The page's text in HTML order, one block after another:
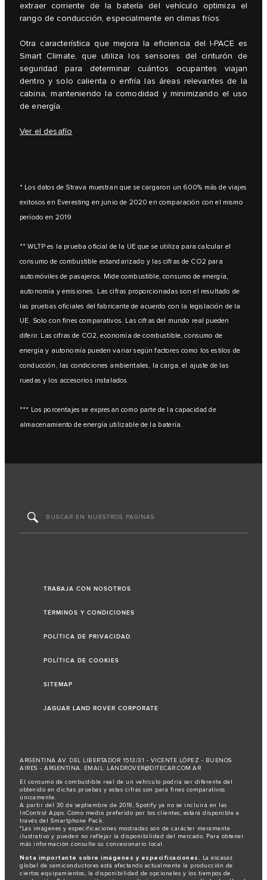
extraer corriente de la batería del vehículo optimiza el
rango de conducción, especialmente en climas fríos.
Otra característica que mejora la eficiencia del I-PACE es
Smart Climate, que utiliza los sensores del cinturón de
seguridad para determinar cuántos ocupantes viajan
dentro y solo calienta o enfría las áreas relevantes de la
cabina, manteniendo la comodidad y minimizando el uso
de energía.
Ver el desafío
* Los datos de Strava muestran que se cargaron un 600% más de viajes
exitosos en Everesting en junio de 2020 en comparación con el mismo
período en 2019
** WLTP es la prueba oficial de la UE que se utiliza para calcular el
consumo de combustible estandarizado y las cifras de CO2 para
automóviles de pasajeros. Mide combustible, consumo de energía,
autonomía y emisiones. Las cifras proporcionadas son el resultado de
las pruebas oficiales del fabricante de acuerdo con la legislación de la
UE. Solo con fines comparativos. Las cifras del mundo real pueden
diferir. Las cifras de CO2, economía de combustible, consumo de
energía y autonomía pueden variar según factores como los estilos de
conducción, las condiciones ambientales, la carga, el ajuste de las
ruedas y los accesorios instalados.
*** Los porcentajes se expresan como parte de la capacidad de
almacenamiento de energía utilizable de la batería.
TRABAJA CON NOSOTROS
TÉRMINOS Y CONDICIONES
POLÍTICA DE PRIVACIDAD
POLÍTICA DE COOKIES
SITEMAP
JAGUAR LAND ROVER CORPORATE
ARGENTINA AV. DEL LIBERTADOR 1513/31 - VICENTE LÓPEZ - BUENOS
AIRES - ARGENTINA. EMAIL: LANDROVER@DITECAR.COM.AR
El consumo de combustible real de un vehículo podría ser diferente del
obtenido en dichas pruebas y estas cifras son para fines comparativos
únicamente.
A partir del 30 de septiembre de 2019, Spotify ya no se incluirá en las
InControl Apps. Como medio preferido por los clientes, estará disponible a
través del Smartphone Pack.
*Las imágenes y especificaciones mostradas son de carácter meramente
ilustrativo y pueden no reflejar la disponibilidad del mercado. Para obtener
más información consulte su concesionario local.
Nota importante sobre imágenes y especificaciones. La escasez
global de semiconductores está afectando actualmente la producción de
ciertos equipamientos, la disponibilidad de opcionales y los tiempos de